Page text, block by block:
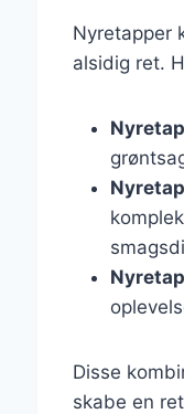
Nyretapper
alsidig ret.
Disse
skabe en